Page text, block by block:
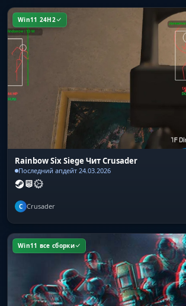
Win11 24H2
Rainbow Six Siege Чит Crusader
Последний апдейт 24.03.2026
C Crusader
Win11 все сборки